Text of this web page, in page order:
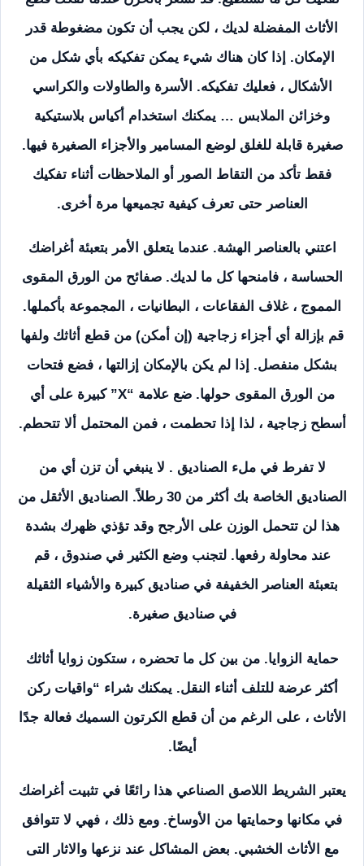
الأثاث المفضلة لديك ، لكن يجب أن تكون مضغوطة قدر
الإمكان. إذا كان هناك شيء يمكن تفكيكه بأي شكل من
الأشكال ، فعليك تفكيكه. الأسرة والطاولات والكراسي
وخزائن الملابس … يمكنك استخدام أكياس بلاستيكية
صغيرة قابلة للغلق لوضع المسامير والأجزاء الصغيرة فيها.
فقط تأكد من التقاط الصور أو الملاحظات أثناء تفكيك
العناصر حتى تعرف كيفية تجميعها مرة أخرى.
اعتني بالعناصر الهشة. عندما يتعلق الأمر بتعبئة أغراضك
الحساسة ، فامنحها كل ما لديك. صفائح من الورق المقوى
المموج ، غلاف الفقاعات ، البطانيات ، المجموعة بأكملها.
قم بإزالة أي أجزاء زجاجية (إن أمكن) من قطع أثاثك ولفها
بشكل منفصل. إذا لم يكن بالإمكان إزالتها ، فضع فتحات
من الورق المقوى حولها. ضع علامة “X” كبيرة على أي
أسطح زجاجية ، لذا إذا تحطمت ، فمن المحتمل ألا تتحطم.
لا تفرط في ملء الصناديق . لا ينبغي أن تزن أي من
الصناديق الخاصة بك أكثر من 30 رطلاً. الصناديق الأثقل من
هذا لن تتحمل الوزن على الأرجح وقد تؤذي ظهرك بشدة
عند محاولة رفعها. لتجنب وضع الكثير في صندوق ، قم
بتعبئة العناصر الخفيفة في صناديق كبيرة والأشياء الثقيلة
في صناديق صغيرة.
حماية الزوايا. من بين كل ما تحضره ، ستكون زوايا أثاثك
أكثر عرضة للتلف أثناء النقل. يمكنك شراء “واقيات ركن
الأثاث ، على الرغم من أن قطع الكرتون السميك فعالة جدًا
أيضًا.
يعتبر الشريط اللاصق الصناعي هذا رائعًا في تثبيت أغراضك
في مكانها وحمايتها من الأوساخ. ومع ذلك ، فهي لا تتوافق
مع الأثاث الخشبي. بعض المشاكل عند نزعها والاثار التى